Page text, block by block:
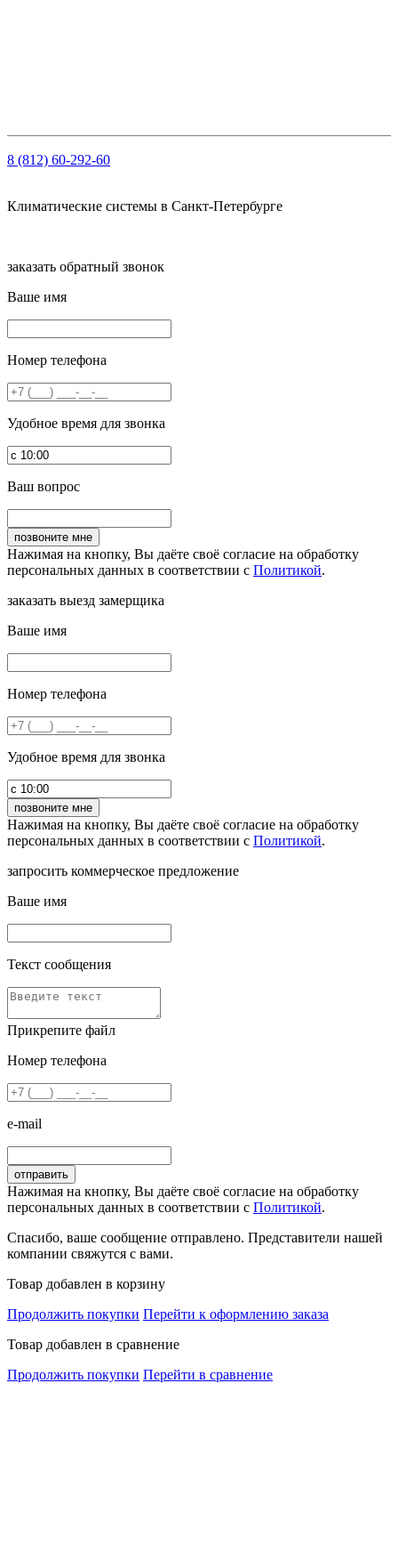
8 (812) 60-292-60
Климатические системы в Санкт-Петербурге
заказать обратный звонок
Ваше имя
Номер телефона
Удобное время для звонка
Ваш вопрос
Нажимая на кнопку, Вы даёте своё согласие на обработку
персональных данных в соответствии с Политикой.
заказать выезд замерщика
Ваше имя
Номер телефона
Удобное время для звонка
Нажимая на кнопку, Вы даёте своё согласие на обработку
персональных данных в соответствии с Политикой.
запросить коммерческое предложение
Ваше имя
Текст сообщения
Прикрепите файл
Номер телефона
e-mail
Нажимая на кнопку, Вы даёте своё согласие на обработку
персональных данных в соответствии с Политикой.
Спасибо, ваше сообщение отправлено. Представители нашей
компании свяжутся с вами.
Товар добавлен в корзину
Продолжить покупки Перейти к оформлению заказа
Товар добавлен в сравнение
Продолжить покупки Перейти в сравнение